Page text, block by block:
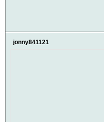
jonny841121